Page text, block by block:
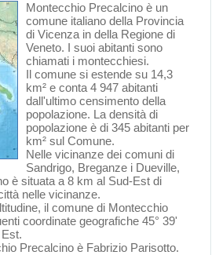
Montecchio Precalcino è un
comune italiano della Provincia
di Vicenza in della Regione di
Veneto. I suoi abitanti sono
chiamati i montecchiesi.
Il comune si estende su 14,3
km² e conta 4 947 abitanti
dall'ultimo censimento della
popolazione. La densità di
popolazione è di 345 abitanti per
km² sul Comune.
Nelle vicinanze dei comuni di
Sandrigo, Breganze i Dueville,
è situata a 8 km al Sud-Est di
nelle vicinanze.
il comune di Montecchio
coordinate geografiche 45° 39'
Precalcino è Fabrizio Parisotto.